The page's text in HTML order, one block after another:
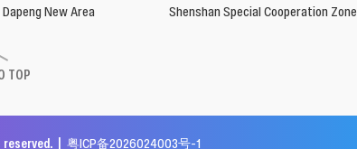
Dapeng New Area Shenshan Special Cooperation Zone
TOP
reserved. | 粤ICP备2026024003号-1